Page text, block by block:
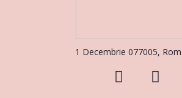
1 Decembrie 077005,